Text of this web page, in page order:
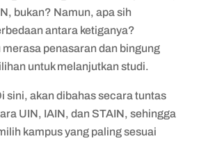
bukan? Namun, apa sih
antara ketiganya?
penasaran dan bingung
untuk melanjutkan studi.
sini, akan dibahas secara tuntas
UIN, IAIN, dan STAIN, sehingga
kampus yang paling sesuai